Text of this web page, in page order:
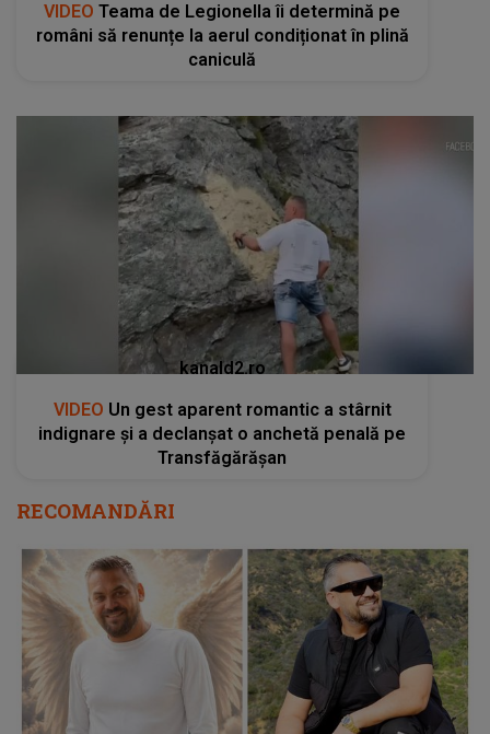
VIDEO Teama de Legionella îi determină pe
români să renunțe la aerul condiționat în plină
caniculă
kanald2.ro
VIDEO Un gest aparent romantic a stârnit
indignare și a declanșat o anchetă penală pe
Transfăgărășan
RECOMANDĂRI